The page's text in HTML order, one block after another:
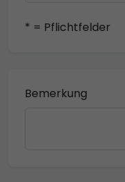
* = Pflichtfelder
Bemerkung